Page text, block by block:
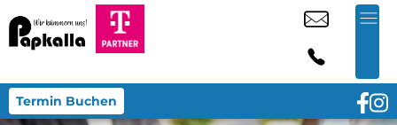
Termin Buchen